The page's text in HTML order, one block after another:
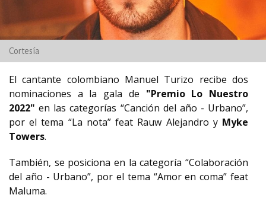
Cortesía
El cantante colombiano Manuel Turizo recibe dos
nominaciones a la gala de "Premio Lo Nuestro
2022" en las categorías “Canción del año - Urbano”,
por el tema “La nota” feat Rauw Alejandro y Myke
Towers.
También, se posiciona en la categoría “Colaboración
del año - Urbano”, por el tema “Amor en coma” feat
Maluma.